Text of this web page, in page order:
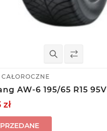
AW-6 195/65 R15 95V
zł